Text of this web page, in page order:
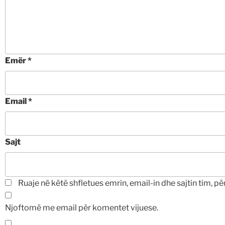
Emër*
Email*
Sajt
Ruaje në këtë shfletues emrin, email-in dhe sajtin tim,
Njoftomë me email për komentet vijuese.